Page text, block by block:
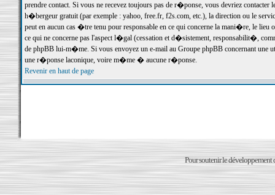
prendre contact. Si vous ne recevez toujours pas de r�ponse, vous devriez
h�bergeur gratuit (par exemple : yahoo, free.fr, f2s.com, etc.), la direction ou le
peut en aucun cas �tre tenu pour responsable en ce qui concerne la mani�re, le
ce qui ne concerne pas l'aspect l�gal (cessation et d�sistement, responsabilit�,
de phpBB lui-m�me. Si vous envoyez un e-mail au Groupe phpBB concernant une
une r�ponse laconique, voire m�me � aucune r�ponse.
Revenir en haut de page
Pour soutenir le développement